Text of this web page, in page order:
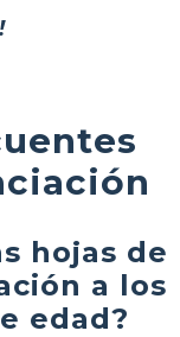
hojas de
a los
edad?